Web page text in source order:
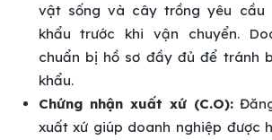
vật sống và cây trồng yêu cầu
khẩu trước khi vận chuyển.
chuẩn bị hồ sơ đầy đủ để tránh
khẩu.
Chứng nhận xuất xứ (C.O):
xuất xứ giúp doanh nghiệp được